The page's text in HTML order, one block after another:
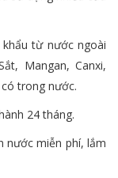
từ nước ngoài
Mangan, Canxi,
trong nước.
24 tháng.
nước miễn phí, lắm